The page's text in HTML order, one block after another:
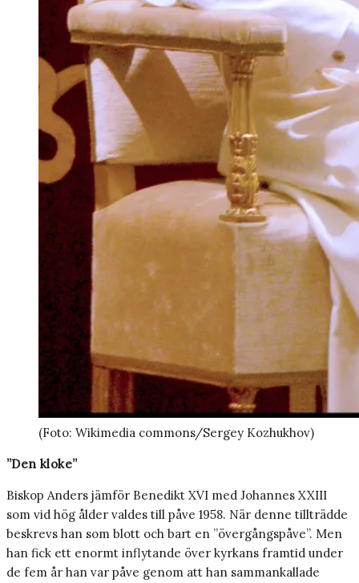
(Foto: Wikimedia commons/Sergey Kozhukhov)
”Den kloke”
Biskop Anders jämför Benedikt XVI med Johannes XXIII
som vid hög ålder valdes till påve 1958. När denne tillträdde
beskrevs han som blott och bart en ”övergångspåve”. Men
han fick ett enormt inflytande över kyrkans framtid under
de fem år han var påve genom att han sammankallade